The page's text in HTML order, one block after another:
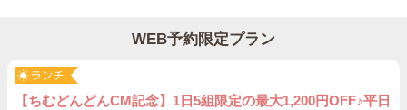
WEB予約限定プラン
【ちむどんどんCM記念】1日5組限定の最大1,200円OFF♪平日